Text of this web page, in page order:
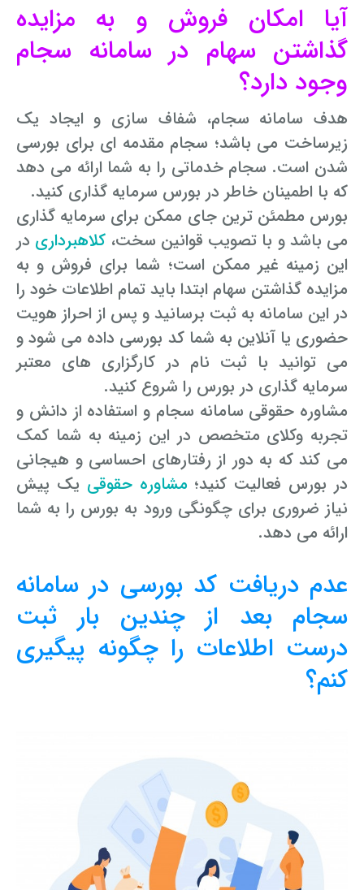
آیا امکان فروش و به مزایده
گذاشتن سهام در سامانه سجام
وجود دارد؟
هدف سامانه سجام، شفاف سازی و ایجاد یک
زیرساخت می باشد؛ سجام مقدمه ای برای بورسی
شدن است. سجام خدماتی را به شما ارائه می دهد
که با اطمینان خاطر در بورس سرمایه گذاری کنید.
بورس مطمئن ترین جای ممکن برای سرمایه گذاری
می باشد و با تصویب قوانین سخت، کلاهبرداری در
این زمینه غیر ممکن است؛ شما برای فروش و به
مزایده گذاشتن سهام ابتدا باید تمام اطلاعات خود را
در این سامانه به ثبت برسانید و پس از احراز هویت
حضوری یا آنلاین به شما کد بورسی داده می شود و
می توانید با ثبت نام در کارگزاری های معتبر
سرمایه گذاری در بورس را شروع کنید.
مشاوره حقوقی سامانه سجام و استفاده از دانش و
تجربه وکلای متخصص در این زمینه به شما کمک
می کند که به دور از رفتارهای احساسی و هیجانی
در بورس فعالیت کنید؛ مشاوره حقوقی یک پیش
نیاز ضروری برای چگونگی ورود به بورس را به شما
ارائه می دهد.
عدم دریافت کد بورسی در سامانه
سجام بعد از چندین بار ثبت
درست اطلاعات را چگونه پیگیری
کنم؟